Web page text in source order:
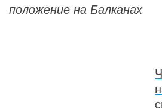
положение на Балканах